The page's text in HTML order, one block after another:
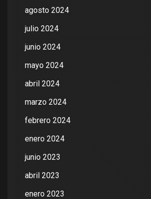
agosto 2024
julio 2024
junio 2024
mayo 2024
abril 2024
marzo 2024
febrero 2024
enero 2024
junio 2023
abril 2023
enero 2023